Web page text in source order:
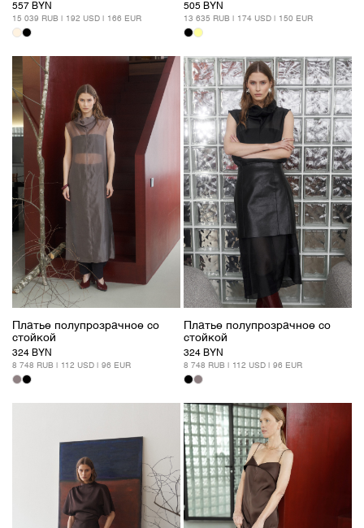
557 BYN
15 039 RUB | 192 USD | 166 EUR
505 BYN
13 635 RUB | 174 USD | 150 EUR
Платье полупрозрачное со
стойкой
324 BYN
8 748 RUB | 112 USD | 96 EUR
Платье полупрозрачное со
стойкой
324 BYN
8 748 RUB | 112 USD | 96 EUR